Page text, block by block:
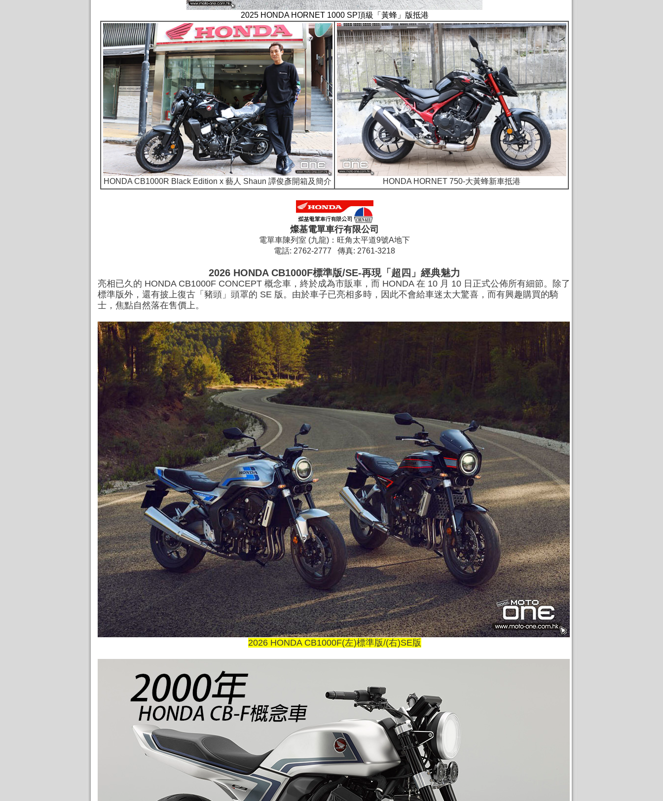
2025 HONDA HORNET 1000 SP頂級「黃蜂」版抵港
HONDA CB1000R Black Edition x 藝人 Shaun 譚俊彥開箱及簡介 HONDA HORNET 750-大黃蜂新車抵港
燦基電單車行有限公司
電單車陳列室 (九龍)：旺角太平道9號A地下
電話: 2762-2777 傳真: 2761-3218
2026 HONDA CB1000F標準版/SE-再現「超四」經典魅力
亮相已久的 HONDA CB1000F CONCEPT 概念車，終於成為市販車，而 HONDA 在 10 月 10 日正式公佈所有細節。除了
標準版外，還有披上復古「豬頭」頭罩的 SE 版。由於車子已亮相多時，因此不會給車迷太大驚喜，而有興趣購買的騎
士，焦點自然落在售價上。
2026 HONDA CB1000F(左)標準版/(右)SE版